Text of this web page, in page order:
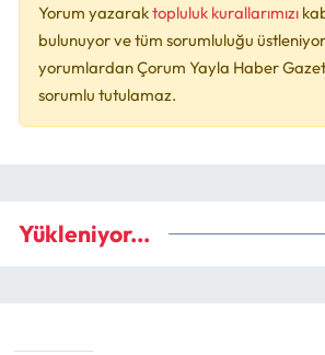
Yorum yazaraktopluluk kurallarımızı
bulunuyor ve tüm sorumluluğu
yorumlardan Çorum Yayla Haber
sorumlu tutulamaz.
Yükleniyor...